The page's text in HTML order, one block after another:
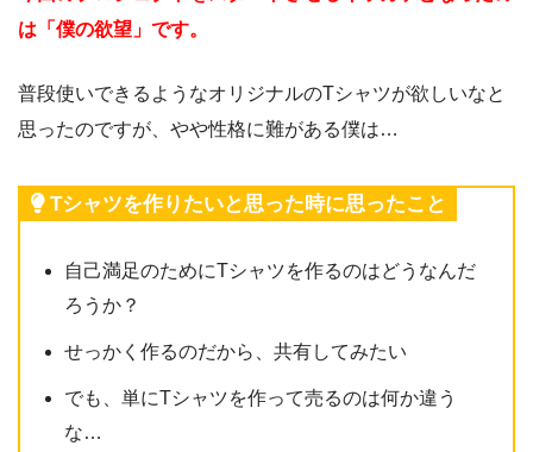
は「僕の欲望」です。
普段使いできるようなオリジナルのTシャツが欲しいなと
思ったのですが、やや性格に難がある僕は…
Tシャツを作りたいと思った時に思ったこと
自己満足のためにTシャツを作るのはどうなんだ
ろうか？
せっかく作るのだから、共有してみたい
でも、単にTシャツを作って売るのは何か違う
な…